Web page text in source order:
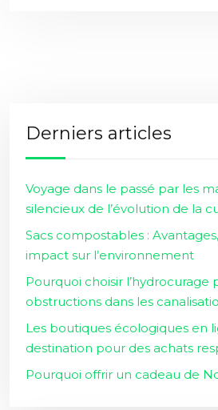
Derniers articles
Voyage dans le passé par les
silencieux de l’évolution de la
Sacs compostables :
impact sur l’environnement
Pourquoi choisir l’hydrocurage
obstructions dans les
Les boutiques écologiques en
destination pour des achats
Pourquoi offrir un cadeau de